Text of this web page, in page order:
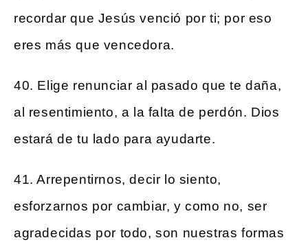
recordar que Jesús venció por ti; por eso
eres más que vencedora.
40. Elige renunciar al pasado que te daña,
al resentimiento, a la falta de perdón. Dios
estará de tu lado para ayudarte.
41. Arrepentirnos, decir lo siento,
esforzarnos por cambiar, y como no, ser
agradecidas por todo, son nuestras formas